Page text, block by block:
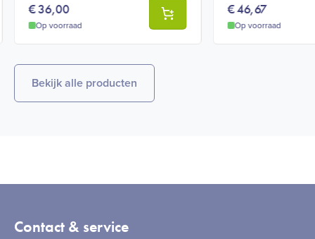
€36,00
Op voorraad
€46,67
Op voorraad
Bekijk alle producten
Contact & service